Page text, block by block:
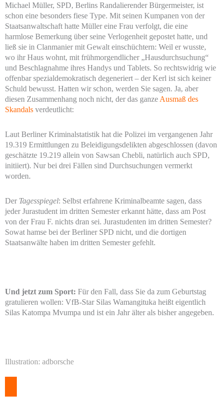
Michael Müller, SPD, Berlins Randalierender Bürgermeister, ist
schon eine besonders fiese Type. Mit seinen Kumpanen von der
Staatsanwaltschaft hatte Müller eine Frau verfolgt, die eine
harmlose Bemerkung über seine Verlogenheit gepostet hatte, und
ließ sie in Clanmanier mit Gewalt einschüchtern: Weil er wusste,
wo ihr Haus wohnt, mit frühmorgendlicher „Hausdurchsuchung“
und Beschlagnahme ihres Handys und Tablets. So rechtswidrig wie
offenbar spezialdemokratisch degeneriert – der Kerl ist sich keiner
Schuld bewusst. Hatten wir schon, werden Sie sagen. Ja, aber
diesen Zusammenhang noch nicht, der das ganzeAusmaß des
Skandals verdeutlicht:
Laut Berliner Kriminalstatistik hat die Polizei im vergangenen Jahr
19.319 Ermittlungen zu Beleidigungsdelikten abgeschlossen (davon
geschätzte 19.219 allein von Sawsan Chebli, natürlich auch SPD,
initiiert). Nur bei drei Fällen sind Durchsuchungen vermerkt
worden.
Der Tagesspiegel: Selbst erfahrene Kriminalbeamte sagen, dass
jeder Jurastudent im dritten Semester erkannt hätte, dass am Post
von der Frau F. nichts dran sei. Jurastudenten im dritten Semester?
Sowat hamse bei der Berliner SPD nicht, und die dortigen
Staatsanwälte haben im dritten Semester gefehlt.
Und jetzt zum Sport: Für den Fall, dass Sie da zum Geburtstag
gratulieren wollen: VfB-Star Silas Wamangituka heißt eigentlich
Silas Katompa Mvumpa und ist ein Jahr älter als bisher angegeben.
Illustration: adborsche